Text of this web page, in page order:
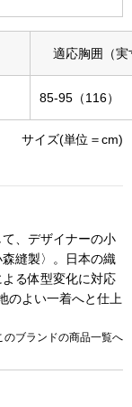
ウオッチ
ネックレス
ブレスレット
ファッション
ネクタイ
適応胸囲（実
85-95（116）
サイズ(単位＝cm)
、デザイナーの小
縫製〉。日本の織
る体型変化に対応
のよい一着へと仕上
のブランドの商品一覧へ